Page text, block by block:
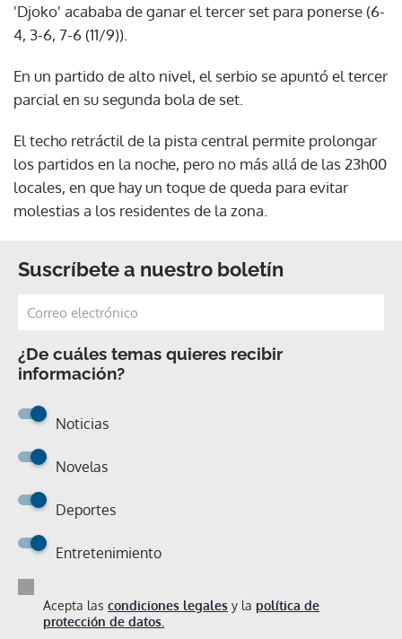
'Djoko' acababa de ganar el tercer set para ponerse (6-
4, 3-6, 7-6 (11/9)).
En un partido de alto nivel, el serbio se apuntó el tercer
parcial en su segunda bola de set.
El techo retráctil de la pista central permite prolongar
los partidos en la noche, pero no más allá de las 23h00
locales, en que hay un toque de queda para evitar
molestias a los residentes de la zona.
Suscríbete a nuestro boletín
¿De cuáles temas quieres recibir
información?
Noticias
Novelas
Deportes
Entretenimiento
Acepta las condiciones legales y la política de
protección de datos.